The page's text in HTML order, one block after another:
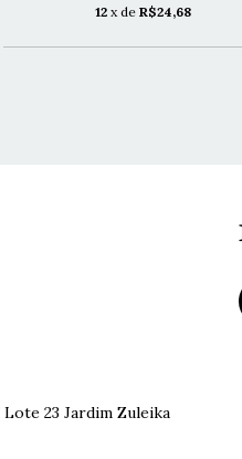
12 x de R$24,68
Lote 23 Jardim Zuleika